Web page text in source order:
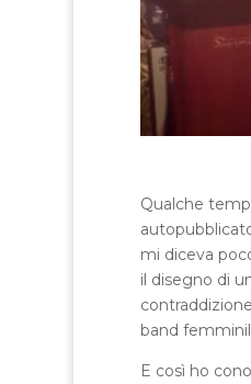
Qualche
mi diceva
il disegno di
band
E così ho